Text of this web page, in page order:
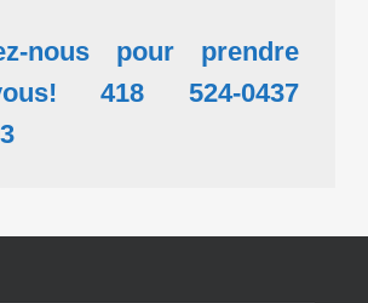
nous pour prendre
vous! 418 524-0437